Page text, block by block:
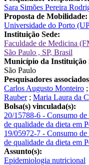
Sara Simões Pereira
Proposta de Mobilidade:
Universidade do Porto
Instituição Sede:
Faculdade de Medicina
São Paulo , SP, Brasil
Município da Instituição
São Paulo
Pesquisadores
Carlos Augusto Monteiro ;
Rauber; Maria Laura da
Bolsa(s) vinculada(s):
20/15788-6 - Consumo
de qualidade da dieta em
19/05972-7 - Consumo
de qualidade da dieta em
Assunto(s):
Epidemiologia nutricional